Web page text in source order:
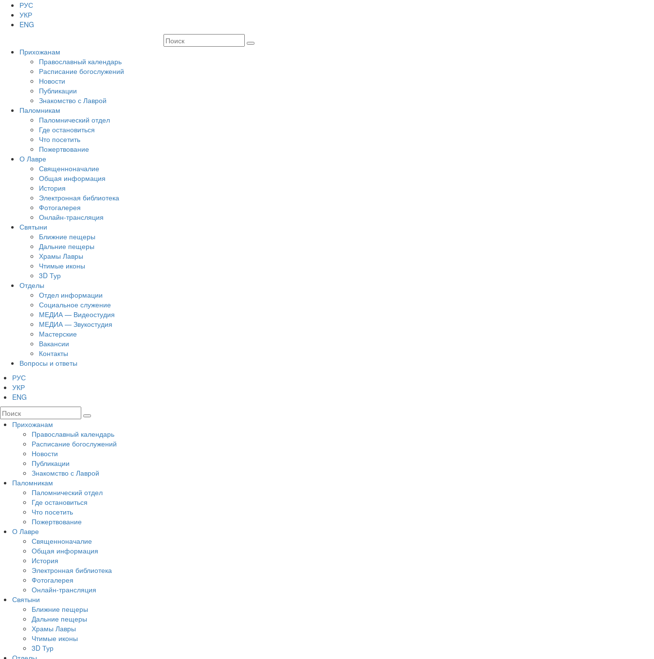
РУС
УКР
ENG
Прихожанам
Православный календарь
Расписание богослужений
Новости
Публикации
Знакомство с Лаврой
Паломникам
Паломнический отдел
Где остановиться
Что посетить
Пожертвование
О Лавре
Священноначалие
Общая информация
История
Электронная библиотека
Фотогалерея
Онлайн-трансляция
Святыни
Ближние пещеры
Дальние пещеры
Храмы Лавры
Чтимые иконы
3D Тур
Отделы
Отдел информации
Социальное служение
МЕДИА — Видеостудия
МЕДИА — Звукостудия
Мастерские
Вакансии
Контакты
Вопросы и ответы
РУС
УКР
ENG
Прихожанам
Православный календарь
Расписание богослужений
Новости
Публикации
Знакомство с Лаврой
Паломникам
Паломнический отдел
Где остановиться
Что посетить
Пожертвование
О Лавре
Священноначалие
Общая информация
История
Электронная библиотека
Фотогалерея
Онлайн-трансляция
Святыни
Ближние пещеры
Дальние пещеры
Храмы Лавры
Чтимые иконы
3D Тур